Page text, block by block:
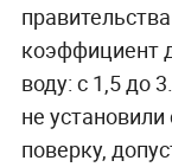
коэффициент
воду: с 1,5 до
не
поверку,